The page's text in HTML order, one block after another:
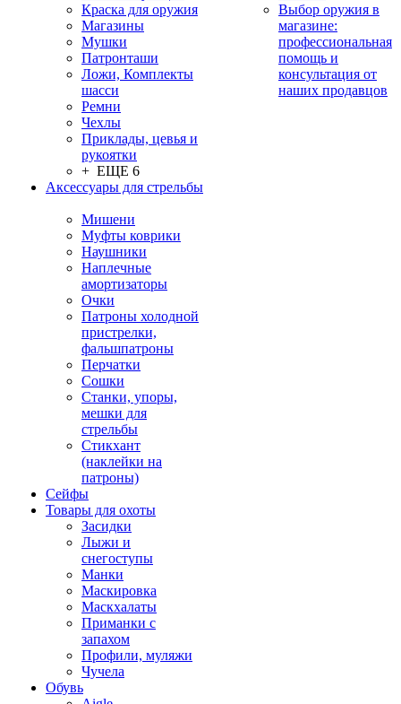
Краска для оружия
Магазины
Мушки
Патронташи
Ложи, Комплекты
шасси
Ремни
Чехлы
Приклады, цевья и
рукоятки
+ ЕЩЕ 6
Аксессуары для стрельбы
Мишени
Муфты коврики
Наушники
Наплечные
амортизаторы
Очки
Патроны холодной
пристрелки,
фальшпатроны
Перчатки
Сошки
Станки, упоры,
мешки для
стрельбы
Стикхант
(наклейки на
патроны)
Сейфы
Товары для охоты
Засидки
Лыжи и
снегоступы
Манки
Маскировка
Маскхалаты
Приманки с
запахом
Профили, муляжи
Чучела
Обувь
Выбор оружия в
магазине:
профессиональная
помощь и
консультация от
наших продавцов